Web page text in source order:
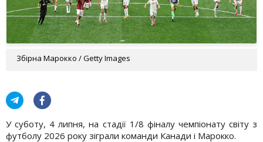
Збірна Марокко / Getty Images
У суботу, 4 липня, на стадії 1/8 фіналу чемпіонату світу з
футболу 2026 року зіграли команди Канади і Марокко.